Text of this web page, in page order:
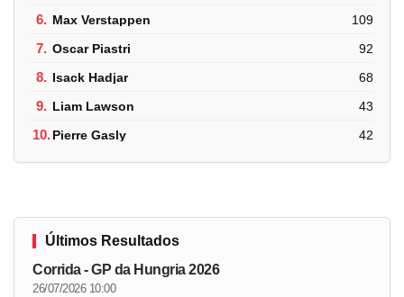
6. Max Verstappen 109
7. Oscar Piastri 92
8. Isack Hadjar 68
9. Liam Lawson 43
10.Pierre Gasly 42
Últimos Resultados
Corrida - GP da Hungria 2026
26/07/2026 10:00